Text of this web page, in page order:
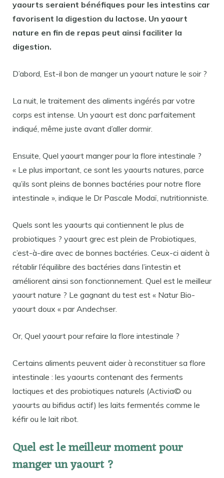
yaourts seraient bénéfiques pour les intestins car
favorisent la digestion du lactose. Un yaourt
nature en fin de repas peut ainsi faciliter la
digestion.
D’abord, Est-il bon de manger un yaourt nature le soir ?
La nuit, le traitement des aliments ingérés par votre
corps est intense. Un yaourt est donc parfaitement
indiqué, même juste avant d’aller dormir.
Ensuite, Quel yaourt manger pour la flore intestinale ?
« Le plus important, ce sont les yaourts natures, parce
qu’ils sont pleins de bonnes bactéries pour notre flore
intestinale », indique le Dr Pascale Modaï, nutritionniste.
Quels sont les yaourts qui contiennent le plus de
probiotiques ? yaourt grec est plein de Probiotiques,
c’est-à-dire avec de bonnes bactéries. Ceux-ci aident à
rétablir l’équilibre des bactéries dans l’intestin et
améliorent ainsi son fonctionnement. Quel est le meilleur
yaourt nature ? Le gagnant du test est « Natur Bio-
yaourt doux « par Andechser.
Or, Quel yaourt pour refaire la flore intestinale ?
Certains aliments peuvent aider à reconstituer sa flore
intestinale : les yaourts contenant des ferments
lactiques et des probiotiques naturels (Activia© ou
yaourts au bifidus actif) les laits fermentés comme le
kéfir ou le lait ribot.
Quel est le meilleur moment pour
manger un yaourt ?